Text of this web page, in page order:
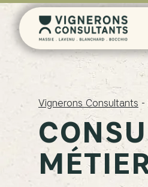
Vignerons Consultants -